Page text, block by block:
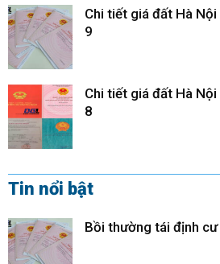
Chi tiết giá đất Hà
9
Chi tiết giá đất Hà
8
Tin nổi bật
Bồi thường tái định